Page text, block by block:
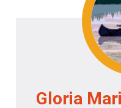
cuenta
Mobile]
Menú
Gloria